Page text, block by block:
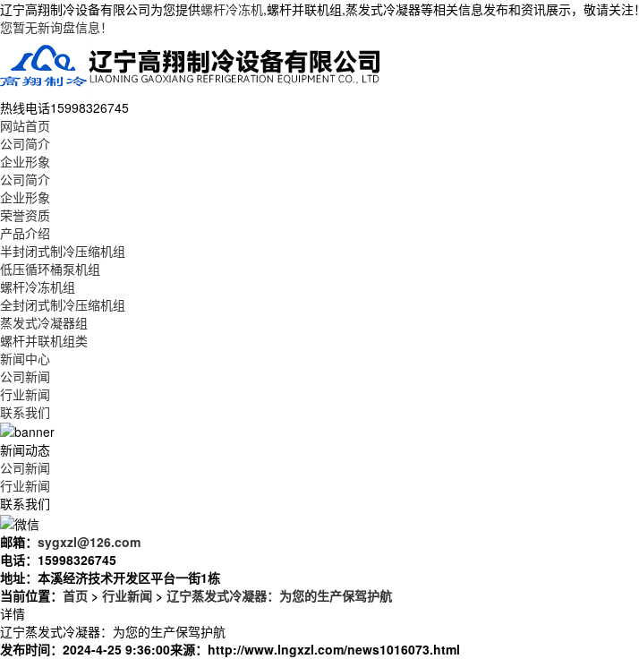
辽宁高翔制冷设备有限公司为您提供螺杆冷冻机,螺杆并联机组,蒸发式冷凝器等相关信息发布和资讯展示，敬请关注！
您暂无新询盘信息！
热线电话15998326745
网站首页
公司简介
企业形象
公司简介
企业形象
荣誉资质
产品介绍
半封闭式制冷压缩机组
低压循环桶泵机组
螺杆冷冻机组
全封闭式制冷压缩机组
蒸发式冷凝器组
螺杆并联机组类
新闻中心
公司新闻
行业新闻
联系我们
新闻动态
公司新闻
行业新闻
联系我们
邮箱： sygxzl@126.com
电话： 15998326745
地址： 本溪经济技术开发区平台一街1栋
当前位置： 首页 > 行业新闻 > 辽宁蒸发式冷凝器：为您的生产保驾护航
详情
辽宁蒸发式冷凝器：为您的生产保驾护航
发布时间：2024-4-25 9:36:00来源： http://www.lngxzl.com/news1016073.html